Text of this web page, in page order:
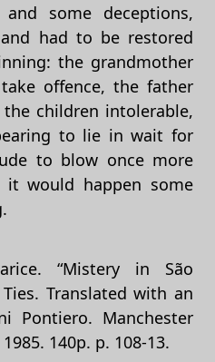
some deceptions,
had to be restored
the grandmother
offence, the father
children intolerable,
to lie in wait for
to blow once more
it would happen some
“Mistery in São
Translated with an
Pontiero. Manchester
140p. p. 108-13.